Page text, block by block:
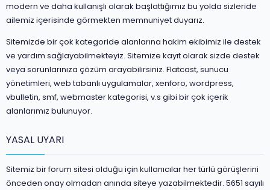
modern ve daha kullanışlı olarak başlattığımız bu yolda sizleride
ailemiz içerisinde görmekten memnuniyet duyarız.
Sitemizde bir çok kategoride alanlarına hakim ekibimiz ile destek
ve yardım sağlayabilmekteyiz. Sitemize kayıt olarak sizde destek
veya sorunlarınıza çözüm arayabilirsiniz. Flatcast, sunucu
yönetimleri, web tabanlı uygulamalar, xenforo, wordpress,
vbulletin, smf, webmaster kategorisi, v.s gibi bir çok içerik
alanlarımız bulunuyor.
YASAL UYARI
Sitemiz bir forum sitesi olduğu için kullanıcılar her türlü görüşlerini
önceden onay olmadan anında siteye yazabilmektedir. 5651 sayılı